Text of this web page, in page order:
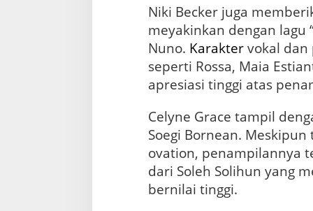
r
e
l
i
i
n
s
Niki Becker juga
meyakinkan dengan lagu
Nuno. Karaktervokal dan
seperti Rossa, Maia
apresiasi tinggi atas
Celyne Grace tampil
Soegi Bornean.
ovation, penampilannya
dari Soleh Solihun yang
bernilai tinggi.